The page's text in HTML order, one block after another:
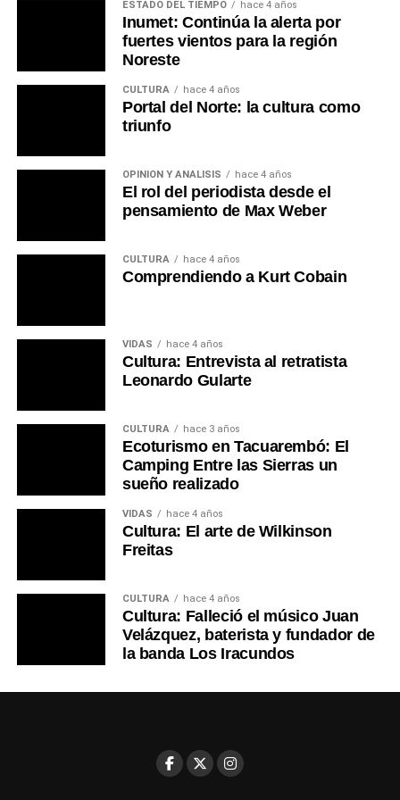
ESTADO DEL TIEMPO hace 4 años
Inumet: Continúa la alerta por
fuertes vientos para la región
Noreste
CULTURA hace 4 años
Portal del Norte: la cultura como
triunfo
OPINIÓN Y ANÁLISIS hace 4 años
El rol del periodista desde el
pensamiento de Max Weber
CULTURA hace 4 años
Comprendiendo a Kurt Cobain
VIDAS hace 4 años
Cultura: Entrevista al retratista
Leonardo Gularte
CULTURA hace 3 años
Ecoturismo en Tacuarembó: El
Camping Entre las Sierras un
sueño realizado
VIDAS hace 4 años
Cultura: El arte de Wilkinson
Freitas
CULTURA hace 4 años
Cultura: Falleció el músico Juan
Velázquez, baterista y fundador de
la banda Los Iracundos